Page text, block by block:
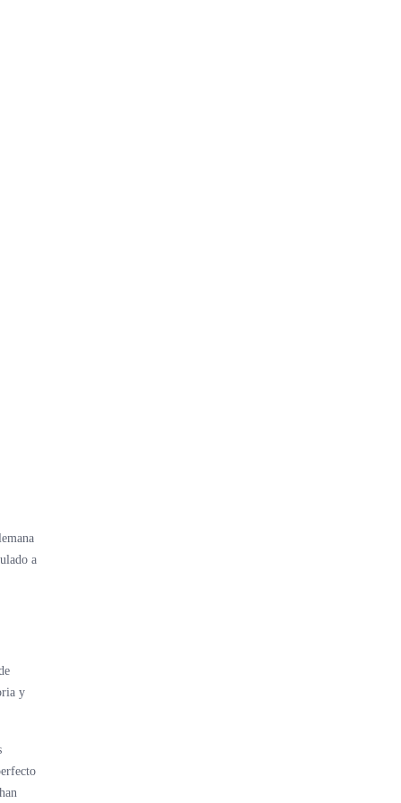
a
y